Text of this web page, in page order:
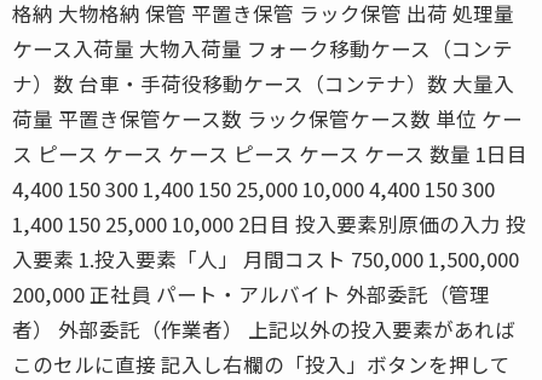
格納 大物格納 保管 平置き保管 ラック保管 出荷 処理量
ケース入荷量 大物入荷量 フォーク移動ケース（コンテ
ナ）数 台車・手荷役移動ケース（コンテナ）数 大量入
荷量 平置き保管ケース数 ラック保管ケース数 単位 ケー
ス ピース ケース ケース ピース ケース ケース 数量 1日目
4,400 150 300 1,400 150 25,000 10,000 4,400 150 300
1,400 150 25,000 10,000 2日目 投入要素別原価の入力 投
入要素 1.投入要素「人」 月間コスト 750,000 1,500,000
200,000 正社員 パート・アルバイト 外部委託（管理
者） 外部委託（作業者） 上記以外の投入要素があれば
このセルに直接 記入し右欄の「投入」ボタンを押して